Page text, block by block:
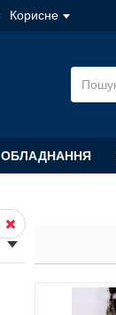
Корисне
ОБЛАДНАННЯ